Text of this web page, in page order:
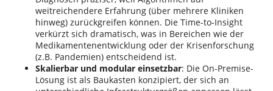
weitreichendere Erfahrung (über mehrere Kliniken
hinweg) zurückgreifen können. Die Time-to-Insight
verkürzt sich dramatisch, was in Bereichen wie der
Medikamentenentwicklung oder der Krisenforschung
(z.B. Pandemien) entscheidend ist.
Skalierbar und modular einsetzbar: Die On-Premise-
Lösung ist als Baukasten konzipiert, der sich an